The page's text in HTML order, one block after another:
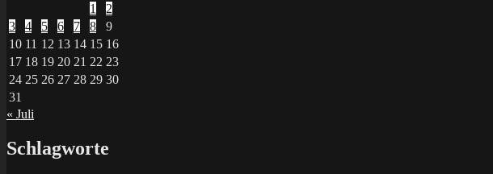
1
2
3
4 5 6 7 8
9
10 11 12 13 14 15 16
17 18 19 20 21 22 23
24 25 26 27 28 29 30
31
« Juli
Schlagworte